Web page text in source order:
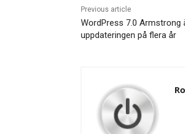
Previous article
WordPress 7.0
uppdateringen på flera år